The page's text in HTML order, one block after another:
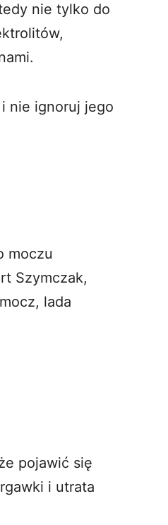
nie tylko do
nie ignoruj jego
moczu
Szymczak,
lada
pojawić się
i utrata